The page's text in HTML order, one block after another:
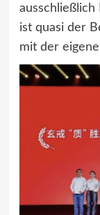
ausschließlich
ist quasi der
mit der